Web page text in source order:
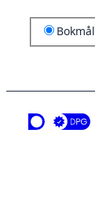
Bokmål